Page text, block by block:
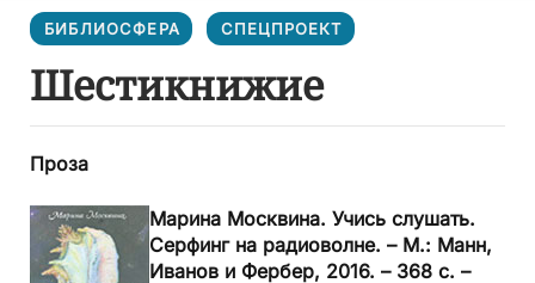
БИБЛИОСФЕРА СПЕЦПРОЕКТ
Шестикнижие
Проза
Марина Москвина. Учись слушать.
Серфинг на радиоволне. – М.: Манн,
Иванов и Фербер, 2016. – 368 с. –